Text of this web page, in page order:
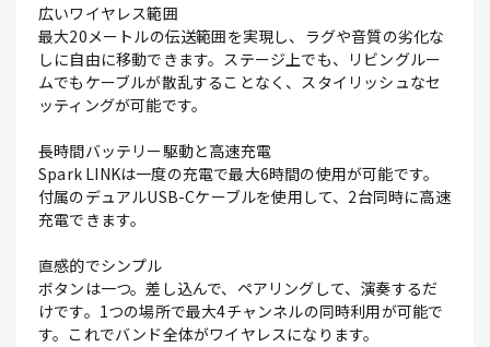
広いワイヤレス範囲
最大20メートルの伝送範囲を実現し、ラグや音質の劣化な
しに自由に移動できます。ステージ上でも、リビングルー
ムでもケーブルが散乱することなく、スタイリッシュなセ
ッティングが可能です。
長時間バッテリー駆動と高速充電
Spark LINKは一度の充電で最大6時間の使用が可能です。
付属のデュアルUSB-Cケーブルを使用して、2台同時に高速
充電できます。
直感的でシンプル
ボタンは一つ。差し込んで、ペアリングして、演奏するだ
けです。1つの場所で最大4チャンネルの同時利用が可能で
す。これでバンド全体がワイヤレスになります。